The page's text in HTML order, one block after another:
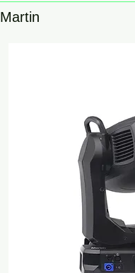
Martin